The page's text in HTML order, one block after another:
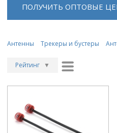
ПОЛУЧИТЬ ОПТОВЫЕ
Антенны Трекеры и бустеры
Рейтинг ▼
Дата ▼
Цена ▲